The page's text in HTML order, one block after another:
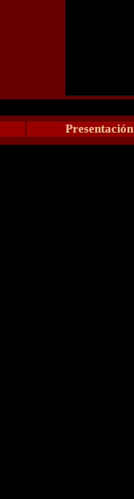
Presentación